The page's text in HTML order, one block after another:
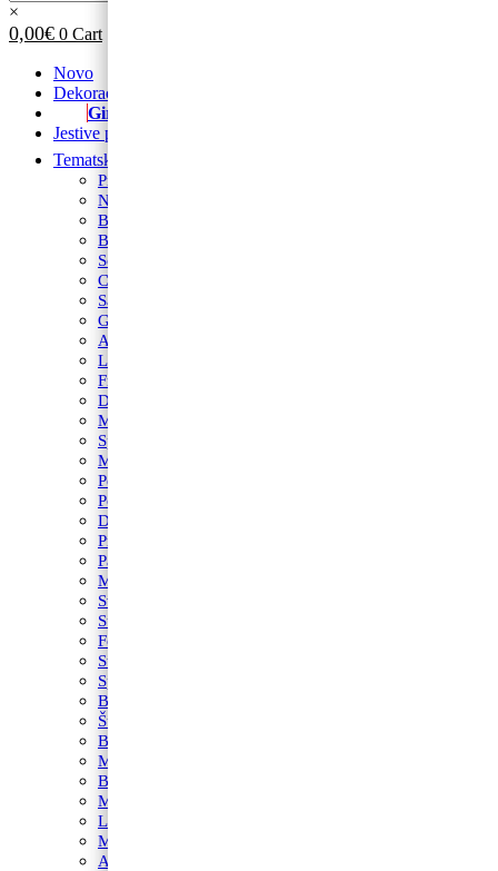
×
0,00€ 0 Cart
Novo
Dekoracije od balona
Girlande
Jestive pokrivke
Tematski rođendani
Prvi rođendan
Nogomet
Barbie
Blue’s Clues
Sonic
Cocomelon
Safari
Gabby’s Dollhouse
Autići i strojevi
Lilo i Stitch
Frozen
Domaće životinje
Minecraft
Spider-Man
Miki
Peppa Pig
Pokemon
Dinosauri
Princeze
Paw Patrol
Minie
Svemir
Super Mario
Fortnite
Star Wars
Spužva Bob
Baby Shark
Šumske životinje
Bing
Munjeviti Jurić
Betmen
Maša i Medvjed
LOL
My Little Pony
Avengers